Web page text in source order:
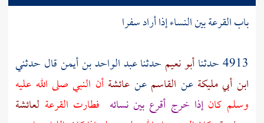
باب القرعة بين النساء إذا أراد سفرا
4913 حدثنا
أبو نعيم حدثناعبد الواحد بن أيمنقال حدثني
ابن أبي مليكةعن القاسمعن عائشةأن النبي صلى الله عليه
وسلم كانإذا خرج أقرع بين نسائه فطارت القرعة لعائشة